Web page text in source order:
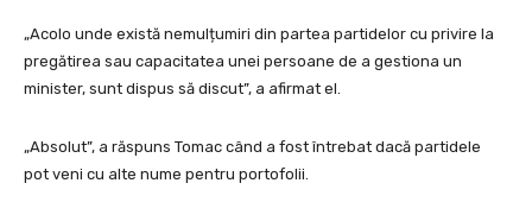
„Acolo unde există nemulțumiri din partea partidelor cu privire la
pregătirea sau capacitatea unei persoane de a gestiona un
minister, sunt dispus să discut”, a afirmat el.
„Absolut”, a răspuns Tomac când a fost întrebat dacă partidele
pot veni cu alte nume pentru portofolii.